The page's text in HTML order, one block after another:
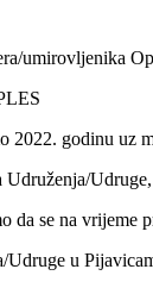
umirovljenika
2022. godinu uz
da se na vrijeme
u